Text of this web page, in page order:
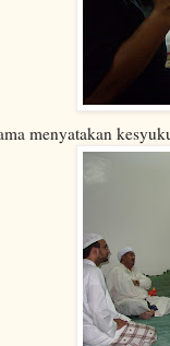
menyatakan